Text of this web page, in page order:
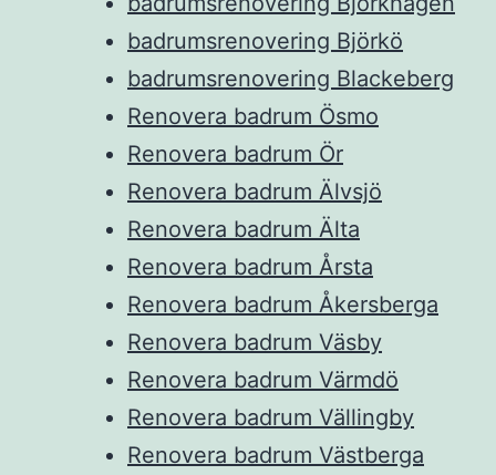
badrumsrenovering Björkö
badrumsrenovering Blackeberg
Renovera badrum Ösmo
Renovera badrum Ör
Renovera badrum Älvsjö
Renovera badrum Älta
Renovera badrum Årsta
Renovera badrum Åkersberga
Renovera badrum Väsby
Renovera badrum Värmdö
Renovera badrum Vällingby
Renovera badrum Västberga